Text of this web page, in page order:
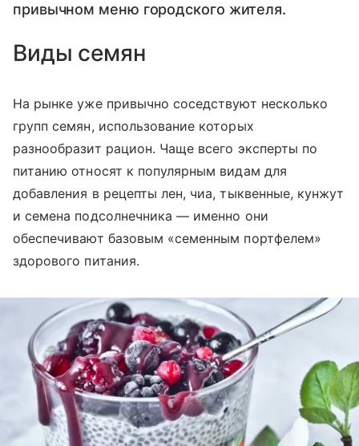
привычном меню городского жителя.
Виды семян
На рынке уже привычно соседствуют несколько
групп семян, использование которых
разнообразит рацион. Чаще всего эксперты по
питанию относят к популярным видам для
добавления в рецепты лен, чиа, тыквенные, кунжут
и семена подсолнечника — именно они
обеспечивают базовым «семенным портфелем»
здорового питания.